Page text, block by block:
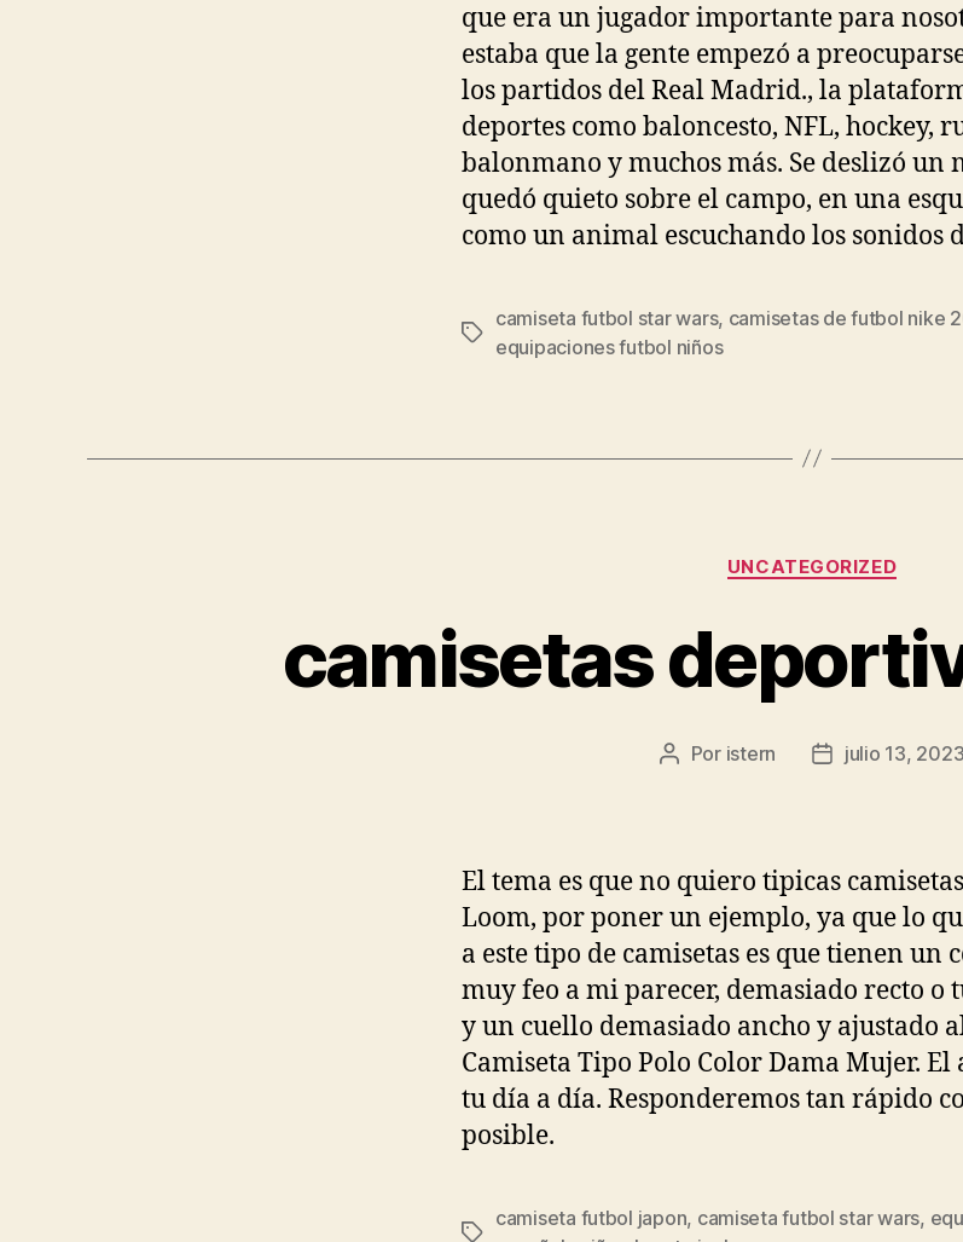
que era un jugador importante para
estaba que la gente empezó a
los partidos del Real Madrid., la
deportes como baloncesto, NFL, hockey,
balonmano y muchos más. Se deslizó un
quedó quieto sobre el campo, en una
como un animal escuchando los sonidos
Etiquetas
camiseta futbol star wars, camisetas de futbol nike
equipaciones futbol niños
Categorías
UNCATEGORIZED
camisetas
Autor
Por istern
Fechajulio 13, 2023
El tema es que no quiero tipicas
Loom, por poner un ejemplo, ya que lo
a este tipo de camisetas es que tienen un
muy feo a mi parecer, demasiado recto o
y un cuello demasiado ancho y ajustado
Camiseta Tipo Polo Color Dama Mujer. El
tu día a día. Responderemos tan rápido
posible.
Etiquetas
camiseta futbol japon, camiseta futbol star wars,